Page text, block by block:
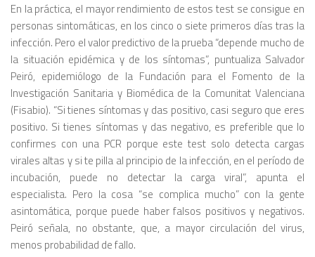
En la práctica, el mayor rendimiento de estos test se consigue en
personas sintomáticas, en los cinco o siete primeros días tras la
infección. Pero el valor predictivo de la prueba “depende mucho de
la situación epidémica y de los síntomas”, puntualiza Salvador
Peiró, epidemiólogo de la Fundación para el Fomento de la
Investigación Sanitaria y Biomédica de la Comunitat Valenciana
(Fisabio). “Si tienes síntomas y das positivo, casi seguro que eres
positivo. Si tienes síntomas y das negativo, es preferible que lo
confirmes con una PCR porque este test solo detecta cargas
virales altas y si te pilla al principio de la infección, en el período de
incubación, puede no detectar la carga viral”, apunta el
especialista. Pero la cosa “se complica mucho” con la gente
asintomática, porque puede haber falsos positivos y negativos.
Peiró señala, no obstante, que, a mayor circulación del virus,
menos probabilidad de fallo.